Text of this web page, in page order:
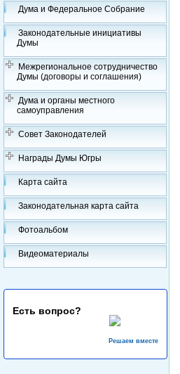
Дума и Федеральное Собрание
Законодательные инициативы
Думы
Межрегиональное сотрудничество
Думы (договоры и соглашения)
Дума и органы местного
самоуправления
Совет Законодателей
Награды Думы Югры
Карта сайта
Законодательная карта сайта
Фотоальбом
Видеоматериалы
Есть вопрос?
Решаем вместе